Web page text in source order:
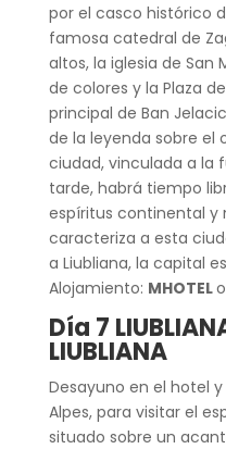
por el casco histórico
famosa catedral de
altos, la iglesia de
de colores y la Plaza
principal de Ban
de la leyenda sobre el
ciudad, vinculada a la
tarde, habrá tiempo
espíritus continental y
caracteriza a esta
a Liubliana, la capital
Alojamiento: MHOTEL
Día 7
LIUBLIANA
Desayuno en el hotel
Alpes, para visitar el
situado sobre un